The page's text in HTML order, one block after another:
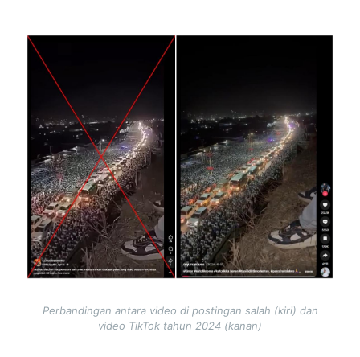
Image
Perbandingan antara video di postingan salah (kiri) dan
video TikTok tahun 2024 (kanan)